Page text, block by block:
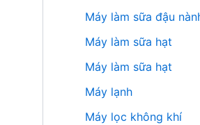
Máy làm sữa đậu
Máy làm sữa hạt
Máy làm sữa hạt
Máy lạnh
Máy lọc không khí